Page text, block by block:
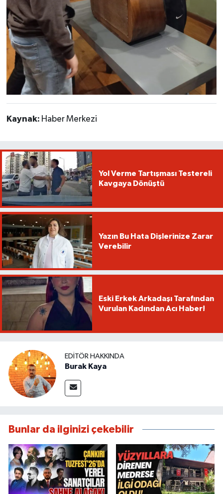
Kaynak: Haber Merkezi
Yol Verme Tartışması Testereli
Kavgaya Dönüştü
Yazın Bu Hata Dişlerinize Zarar
Verebilir
Eski Erkek Arkadaşı Tarafından
Vurulan Kadından Acı Haber!
EDITÖR HAKKINDA
Burak Kaya
Bunlar da ilginizi çekebilir